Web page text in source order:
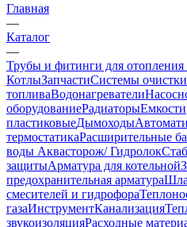
Главная
—
Каталог
—
Трубы и фитинги для
КотлыЗапчастиСистемы
топливаВодонагреватели
оборудованиеРадиаторыЕмкости
пластиковыеДымоходы
термостатикаРасширительные
воды Аквасторож/ Гидролок
защитыАрматура для котельной
предохранительная арматура
смесителей и гидрофора
газаИнструментКанализация
звукоизоляцияРасходные